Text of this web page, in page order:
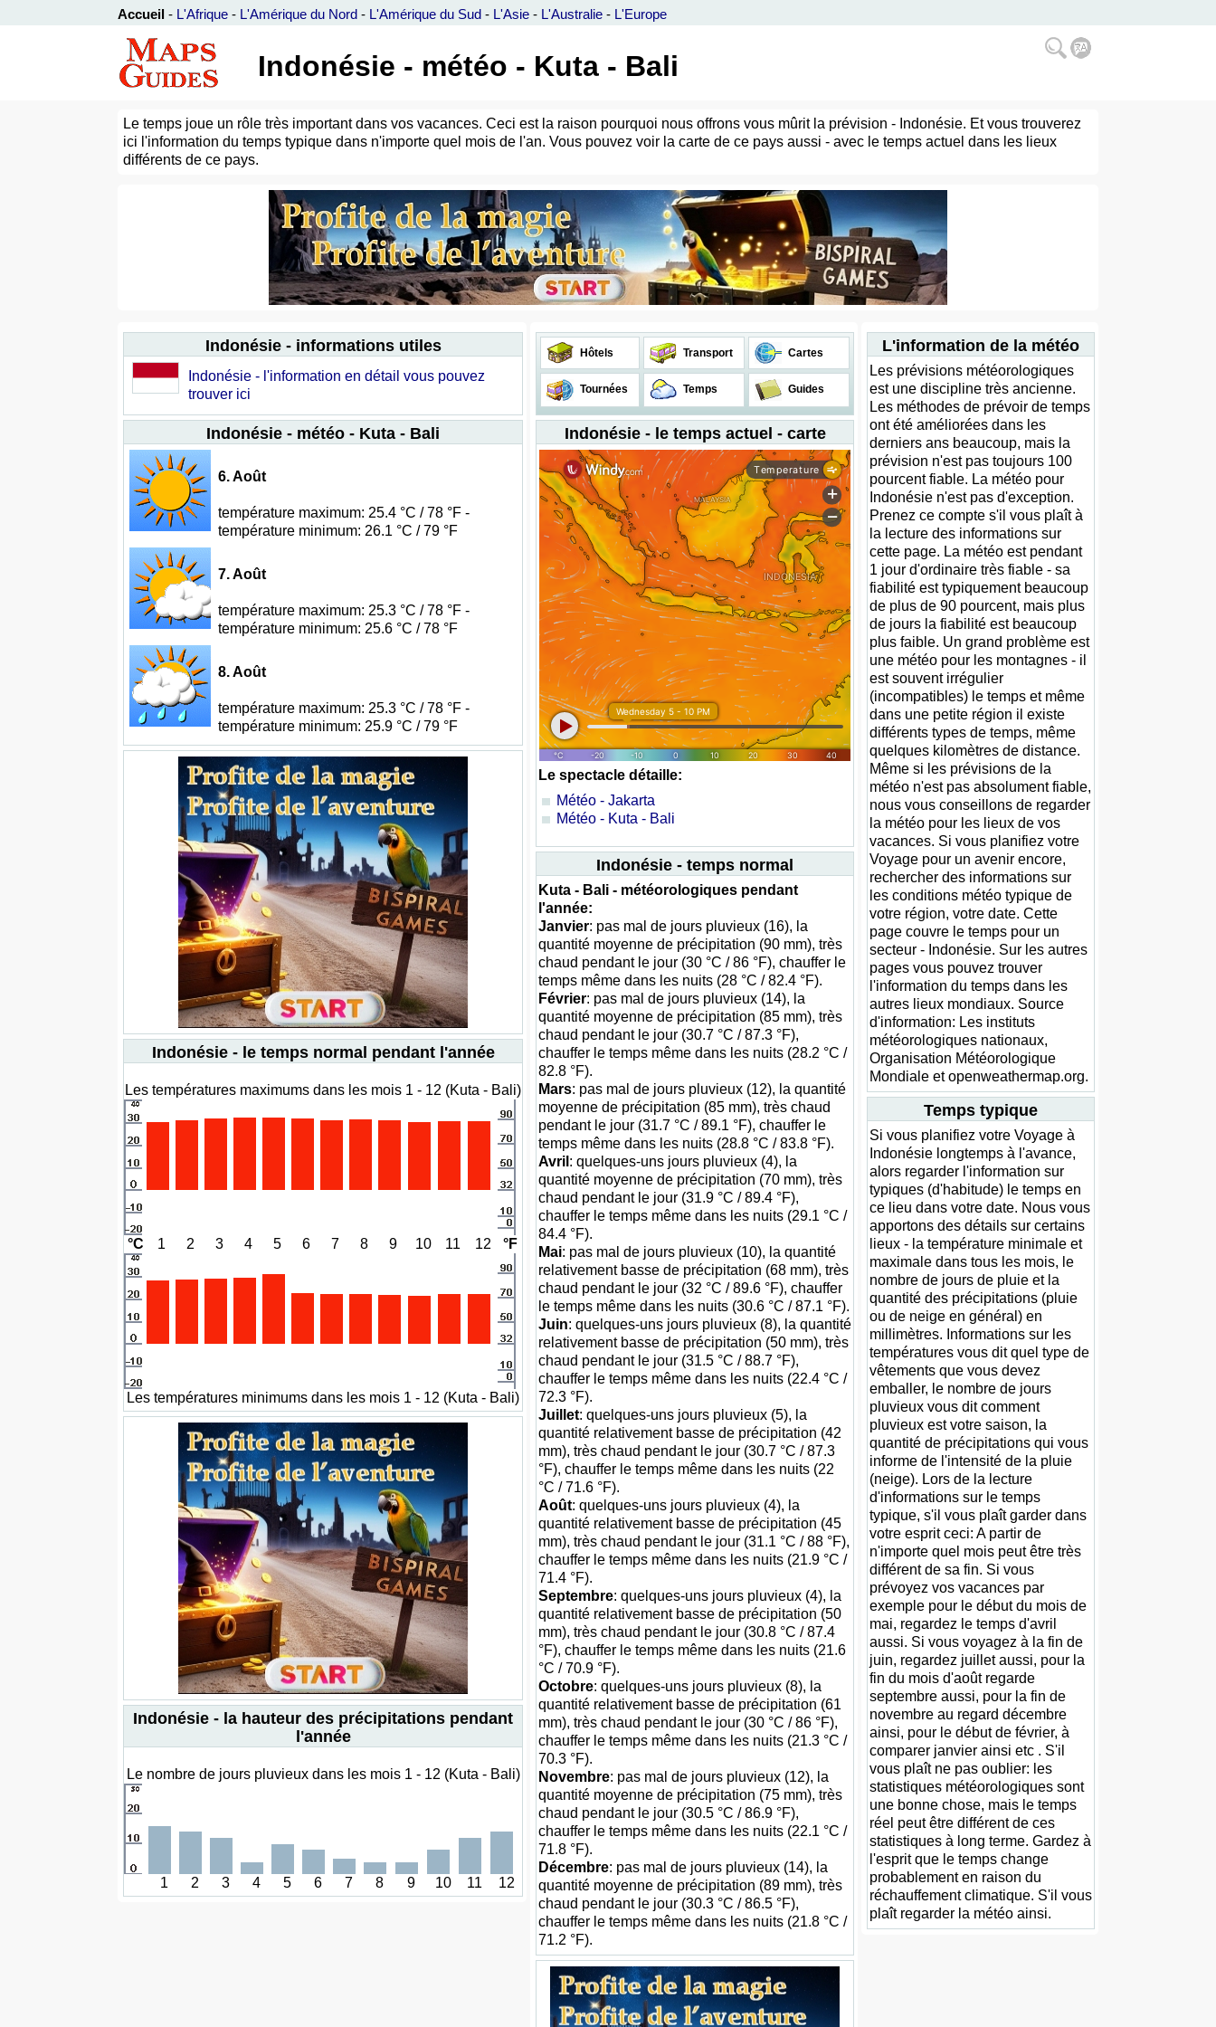
Accueil - L'Afrique - L'Amérique du Nord - L'Amérique du Sud - L'Asie - L'Australie - L'Europe
Indonésie - météo - Kuta - Bali
Le temps joue un rôle très important dans vos vacances. Ceci est la raison pourquoi nous offrons vous mûrit la prévision - Indonésie. Et vous trouverez
ici l'information du temps typique dans n'importe quel mois de l'an. Vous pouvez voir la carte de ce pays aussi - avec le temps actuel dans les lieux
différents de ce pays.
Indonésie - informations utiles
Indonésie - l'information en détail vous pouvez
trouver ici
Indonésie - météo - Kuta - Bali
6. Août
température maximum: 25.4 °C / 78 °F -
température minimum: 26.1 °C / 79 °F
7. Août
température maximum: 25.3 °C / 78 °F -
température minimum: 25.6 °C / 78 °F
8. Août
température maximum: 25.3 °C / 78 °F -
température minimum: 25.9 °C / 79 °F
Indonésie - le temps normal pendant l'année
Les températures maximums dans les mois 1 - 12 (Kuta - Bali)
°C 1 2 3 4 5 6 7 8 9 10 11 12 °F
Les températures minimums dans les mois 1 - 12 (Kuta - Bali)
Indonésie - la hauteur des précipitations pendant
l'année
Le nombre de jours pluvieux dans les mois 1 - 12 (Kuta - Bali)
1 2 3 4 5 6 7 8 9 10 11 12
Hôtels Transport Cartes
Tournées Temps Guides
Indonésie - le temps actuel - carte
Le spectacle détaille:
Météo - Jakarta
Météo - Kuta - Bali
Indonésie - temps normal
Kuta - Bali - météorologiques pendant
l'année:
Janvier: pas mal de jours pluvieux (16), la
quantité moyenne de précipitation (90 mm), très
chaud pendant le jour (30 °C / 86 °F), chauffer le
temps même dans les nuits (28 °C / 82.4 °F).
Février: pas mal de jours pluvieux (14), la
quantité moyenne de précipitation (85 mm), très
chaud pendant le jour (30.7 °C / 87.3 °F),
chauffer le temps même dans les nuits (28.2 °C /
82.8 °F).
Mars: pas mal de jours pluvieux (12), la quantité
moyenne de précipitation (85 mm), très chaud
pendant le jour (31.7 °C / 89.1 °F), chauffer le
temps même dans les nuits (28.8 °C / 83.8 °F).
Avril : quelques-uns jours pluvieux (4), la
quantité moyenne de précipitation (70 mm), très
chaud pendant le jour (31.9 °C / 89.4 °F),
chauffer le temps même dans les nuits (29.1 °C /
84.4 °F).
Mai: pas mal de jours pluvieux (10), la quantité
relativement basse de précipitation (68 mm), très
chaud pendant le jour (32 °C / 89.6 °F), chauffer
le temps même dans les nuits (30.6 °C / 87.1 °F).
Juin: quelques-uns jours pluvieux (8), la quantité
relativement basse de précipitation (50 mm), très
chaud pendant le jour (31.5 °C / 88.7 °F),
chauffer le temps même dans les nuits (22.4 °C /
72.3 °F).
Juillet: quelques-uns jours pluvieux (5), la
quantité relativement basse de précipitation (42
mm), très chaud pendant le jour (30.7 °C / 87.3
°F), chauffer le temps même dans les nuits (22
°C / 71.6 °F).
Août: quelques-uns jours pluvieux (4), la
quantité relativement basse de précipitation (45
mm), très chaud pendant le jour (31.1 °C / 88 °F),
chauffer le temps même dans les nuits (21.9 °C /
71.4 °F).
Septembre: quelques-uns jours pluvieux (4), la
quantité relativement basse de précipitation (50
mm), très chaud pendant le jour (30.8 °C / 87.4
°F), chauffer le temps même dans les nuits (21.6
°C / 70.9 °F).
Octobre: quelques-uns jours pluvieux (8), la
quantité relativement basse de précipitation (61
mm), très chaud pendant le jour (30 °C / 86 °F),
chauffer le temps même dans les nuits (21.3 °C /
70.3 °F).
Novembre: pas mal de jours pluvieux (12), la
quantité moyenne de précipitation (75 mm), très
chaud pendant le jour (30.5 °C / 86.9 °F),
chauffer le temps même dans les nuits (22.1 °C /
71.8 °F).
Décembre: pas mal de jours pluvieux (14), la
quantité moyenne de précipitation (89 mm), très
chaud pendant le jour (30.3 °C / 86.5 °F),
chauffer le temps même dans les nuits (21.8 °C /
71.2 °F).
L'information de la météo
Les prévisions météorologiques
est une discipline très ancienne.
Les méthodes de prévoir de temps
ont été améliorées dans les
derniers ans beaucoup, mais la
prévision n'est pas toujours 100
pourcent fiable. La météo pour
Indonésie n'est pas d'exception.
Prenez ce compte s'il vous plaît à
la lecture des informations sur
cette page. La météo est pendant
1 jour d'ordinaire très fiable - sa
fiabilité est typiquement beaucoup
de plus de 90 pourcent, mais plus
de jours la fiabilité est beaucoup
plus faible. Un grand problème est
une météo pour les montagnes - il
est souvent irrégulier
(incompatibles) le temps et même
dans une petite région il existe
différents types de temps, même
quelques kilomètres de distance.
Même si les prévisions de la
météo n'est pas absolument fiable,
nous vous conseillons de regarder
la météo pour les lieux de vos
vacances. Si vous planifiez votre
Voyage pour un avenir encore,
rechercher des informations sur
les conditions météo typique de
votre région, votre date. Cette
page couvre le temps pour un
secteur - Indonésie. Sur les autres
pages vous pouvez trouver
l'information du temps dans les
autres lieux mondiaux. Source
d'information: Les instituts
météorologiques nationaux,
Organisation Météorologique
Mondiale et openweathermap.org.
Temps typique
Si vous planifiez votre Voyage à
Indonésie longtemps à l'avance,
alors regarder l'information sur
typiques (d'habitude) le temps en
ce lieu dans votre date. Nous vous
apportons des détails sur certains
lieux - la température minimale et
maximale dans tous les mois, le
nombre de jours de pluie et la
quantité des précipitations (pluie
ou de neige en général) en
millimètres. Informations sur les
températures vous dit quel type de
vêtements que vous devez
emballer, le nombre de jours
pluvieux vous dit comment
pluvieux est votre saison, la
quantité de précipitations qui vous
informe de l'intensité de la pluie
(neige). Lors de la lecture
d'informations sur le temps
typique, s'il vous plaît garder dans
votre esprit ceci: A partir de
n'importe quel mois peut être très
différent de sa fin. Si vous
prévoyez vos vacances par
exemple pour le début du mois de
mai, regardez le temps d'avril
aussi. Si vous voyagez à la fin de
juin, regardez juillet aussi, pour la
fin du mois d'août regarde
septembre aussi, pour la fin de
novembre au regard décembre
ainsi, pour le début de février, à
comparer janvier ainsi etc . S'il
vous plaît ne pas oublier: les
statistiques météorologiques sont
une bonne chose, mais le temps
réel peut être différent de ces
statistiques à long terme. Gardez à
l'esprit que le temps change
probablement en raison du
réchauffement climatique. S'il vous
plaît regarder la météo ainsi.